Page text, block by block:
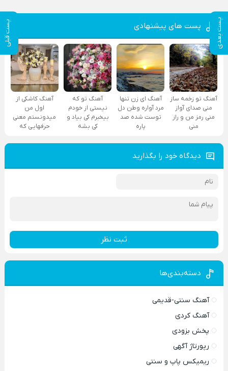
پست بعدی پست قبلی پست های پیشنهادی
آهنگ تو زخمه ساز
منی صدای آواز
منی رمز من و راز
منی
آهنگ ای زن تنها
مرد آواره وطن دل
توست شده صد
پاره
آهنگ تو که
نیستی از خودم
بیخبرم کی بیاد و
کی بشه
آهنگ کاشکی از
اول من
میدونستم معنی
حرفهایی که
دیدگاه خود را بگذارید
ثبت نظر
دسته‌بندی‌ها
آهنگ سنتی-قدیمی
آهنگ کردی
پخش بزودی
رپورتاژ آگهی
ریمیکس پاپ و سنتی